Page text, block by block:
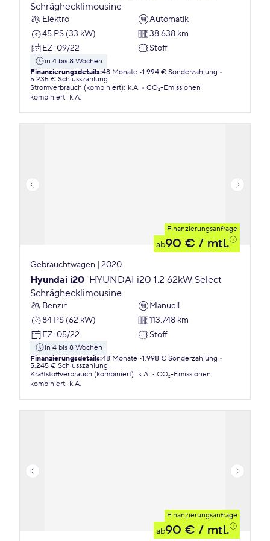
Schräghecklimousine
Elektro
Automatik
45 PS (33 kW)
38.638 km
EZ: 09/22 Stoff
in 4 bis 8 Wochen
Finanzierungsdetails:48 Monate 1.994 € Sonderzahlung
5.235 € Schlusszahlung
Stromverbrauch (kombiniert): k.A.
CO₂-Emissionen
kombiniert: k.A.
Finanzierungsanfrage
ab90 € / mtl.
Gebrauchtwagen | 2020
Hyundai i20 HYUNDAI i20 1.2 62kW Select
Schräghecklimousine
Benzin
Manuell
84 PS (62 kW)
113.748 km
EZ: 05/22 Stoff
in 4 bis 8 Wochen
Finanzierungsdetails:48 Monate 1.998 € Sonderzahlung
5.245 € Schlusszahlung
Kraftstoffverbrauch (kombiniert): k.A.
CO₂-Emissionen
kombiniert: k.A.
Finanzierungsanfrage
ab90 € / mtl.